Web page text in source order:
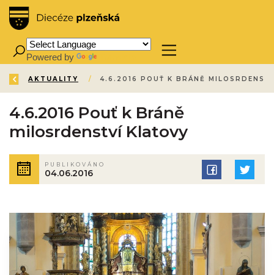
Powered by
ZPĚT
ÚVOD /
AKTUALITY /
4.6.2016 Pouť k Bráně
milosrdenství Klatovy
PUBLIKOVÁNO
04.06.2016